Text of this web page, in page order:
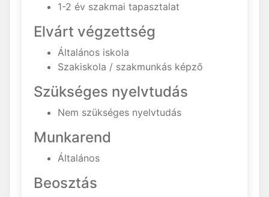
1-2 év szakmai tapasztalat
Elvárt végzettség
Általános iskola
Szakiskola / szakmunkás képző
Szükséges nyelvtudás
Nem szükséges nyelvtudás
Munkarend
Általános
Beosztás